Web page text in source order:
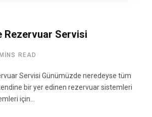
Rezervuar Servisi
READ
Servisi Günümüzde neredeyse tüm
bir yer edinen rezervuar sistemleri
için…